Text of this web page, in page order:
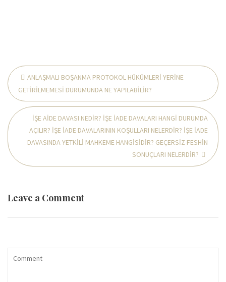
ANLAŞMALI BOŞANMA PROTOKOL HÜKÜMLERİ YERİNE
GETİRİLMEMESİ DURUMUNDA NE YAPILABİLİR?
İŞE AİDE DAVASI NEDİR? İŞE İADE DAVALARI HANGİ DURUMDA
AÇILIR? İŞE İADE DAVALARININ KOŞULLARI NELERDİR? İŞE İADE
DAVASINDA YETKİLİ MAHKEME HANGİSİDİR? GEÇERSİZ FESHİN
SONUÇLARI NELERDİR?
Leave a Comment